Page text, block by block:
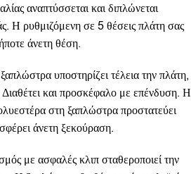
αναπτύσσεται και διπλώνεται
Η ρυθμιζόμενη σε 5 θέσεις πλάτη σας
άνετη θέση.
υποστηρίζει τέλεια την πλάτη,
Διαθέτει και προσκέφαλο με επένδυση. Η
στη ξαπλώστρα προστατεύει
άνετη ξεκούραση.
με ασφαλές κλιπ σταθεροποιεί την